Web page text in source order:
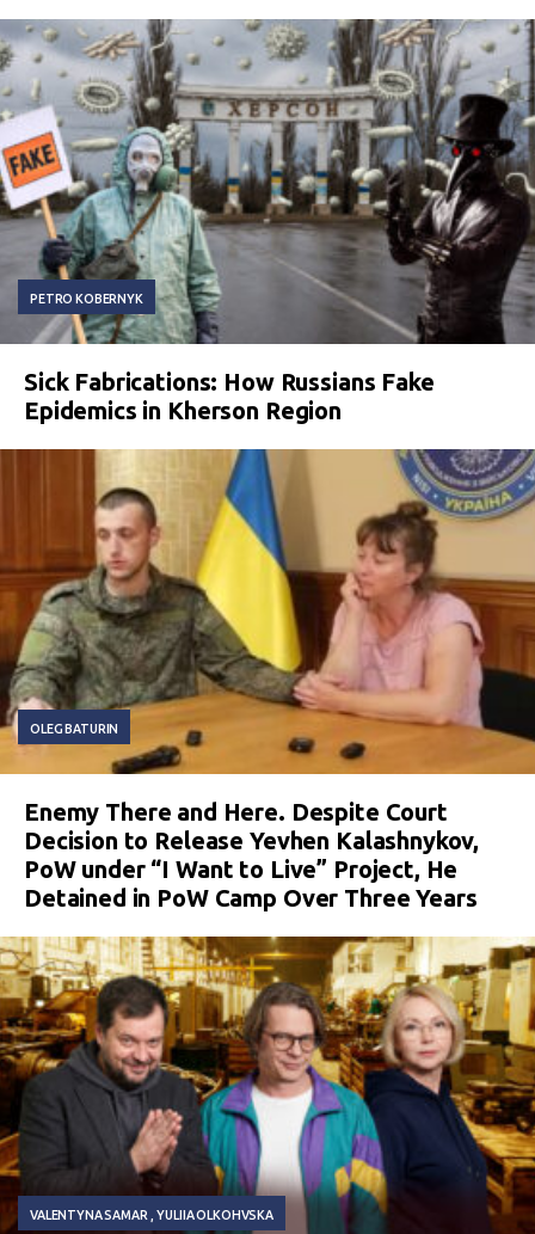
PETRO KOBERNYK
Sick Fabrications: How Russians Fake
Epidemics in Kherson Region
OLEG BATURIN
Enemy There and Here. Despite Court
Decision to Release Yevhen Kalashnykov,
PoW under “I Want to Live” Project, He
Detained in PoW Camp Over Three Years
VALENTYNA SAMAR YULIIA OLKOHVSKA